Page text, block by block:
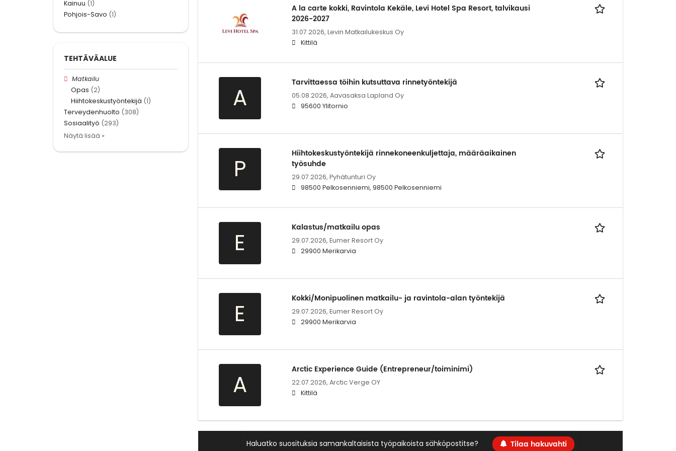
A la carte kokki, Ravintola Kekäle, Levi Hotel Spa Resort, talvikausi
2026-2027
31.07.2026, Levin Matkailukeskus Oy
Kittilä
A
Tarvittaessa töihin kutsuttava rinnetyöntekijä
05.08.2026, Aavasaksa Lapland Oy
95600 Ylitornio
P
Hiihtokeskustyöntekijä rinnekoneenkuljettaja, määräaikainen
työsuhde
29.07.2026, Pyhätunturi Oy
98500 Pelkosenniemi, 98500 Pelkosenniemi
E
Kalastus/matkailu opas
29.07.2026, Eumer Resort Oy
29900 Merikarvia
E
Kokki/Monipuolinen matkailu- ja ravintola-alan työntekijä
29.07.2026, Eumer Resort Oy
29900 Merikarvia
A
Arctic Experience Guide (Entrepreneur/toiminimi)
22.07.2026, Arctic Verge OY
Kittilä
Haluatko suosituksia samankaltaisista työpaikoista sähköpostitse? Tilaa hakuvahti
Kainuu (1)
Pohjois-Savo (1)
TEHTÄVÄALUE
Matkailu
Opas (2)
Hiihtokeskustyöntekijä (1)
Terveydenhuolto (308)
Sosiaalityö (293)
Näytä lisää »